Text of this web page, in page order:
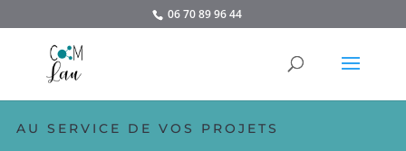
06 70 89 96 44
AU SERVICE DE VOS PROJETS